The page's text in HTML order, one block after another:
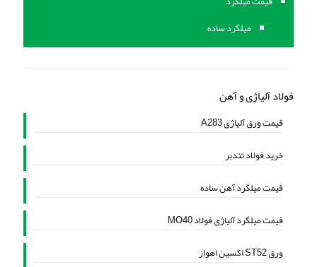
میلگرد ساده
فولاد آلیاژی و آهن
قیمت ورق آلیاژی A283
خرید فولاد تندبر
قیمت میلگرد آهن ساده
قیمت میلگرد آلیاژی فولاد MO40
ورق ST52 اکسین اهواز